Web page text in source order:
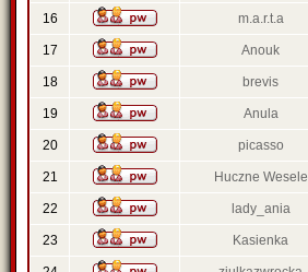
16 m.a.r.t.a
17 Anouk
18 brevis
19 Anula
20 picasso
21 Huczne Wesele
22 lady_ania
23 Kasienka